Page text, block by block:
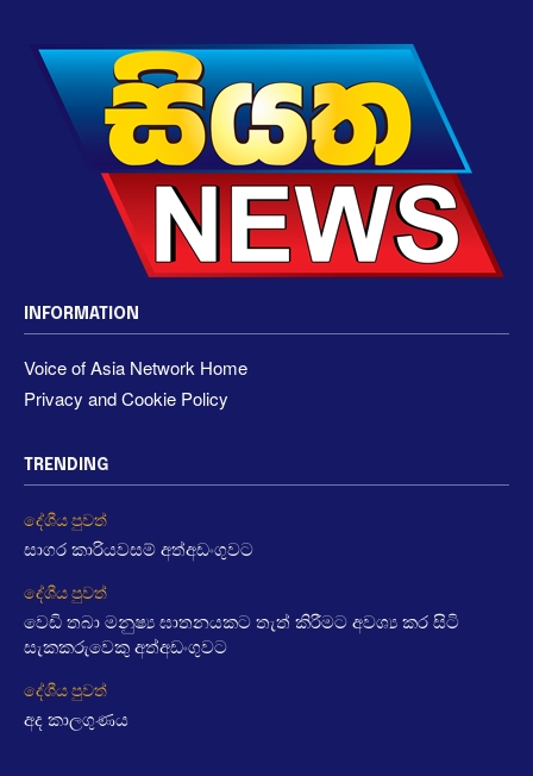
INFORMATION
Voice of Asia Network Home
Privacy and Cookie Policy
TRENDING
දේශීය පුවත්
සාගර කාරියවසම් අත්අඩංගුවට
දේශීය පුවත්
වෙඩි තබා මනුෂ්‍ය ඝාතනයකට තැත් කිරීමට අවශ්‍ය කර සිටි
සැකකරුවෙකු අත්අඩංගුවට
දේශීය පුවත්
අද කාලගුණය